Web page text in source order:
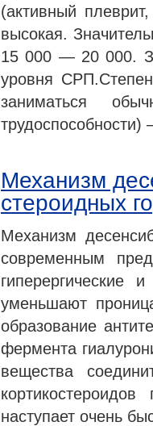
(активный
высокая.
15 000 — 20 000.
уровня
заниматься
Механизм
стероидных
Механизм
современным
гиперергические
уменьшают
образование
фермента
вещества
наступает очень